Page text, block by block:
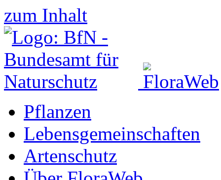
zum Inhalt
Pflanzen
Lebensgemeinschaften
Artenschutz